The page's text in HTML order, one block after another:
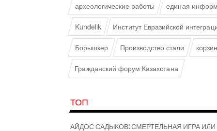
археологические работы единая
Kundelik Институт Евразийской
Борышкер Производство стали
Гражданский форум Казахстана
ТОП
АЙДОС САДЫКОВ: СМЕРТЕЛЬНАЯ ИГРА